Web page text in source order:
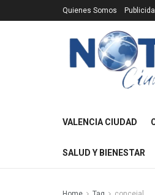
Quienes Somos
VALENCIA CIUDAD
SALUD Y BIENESTAR